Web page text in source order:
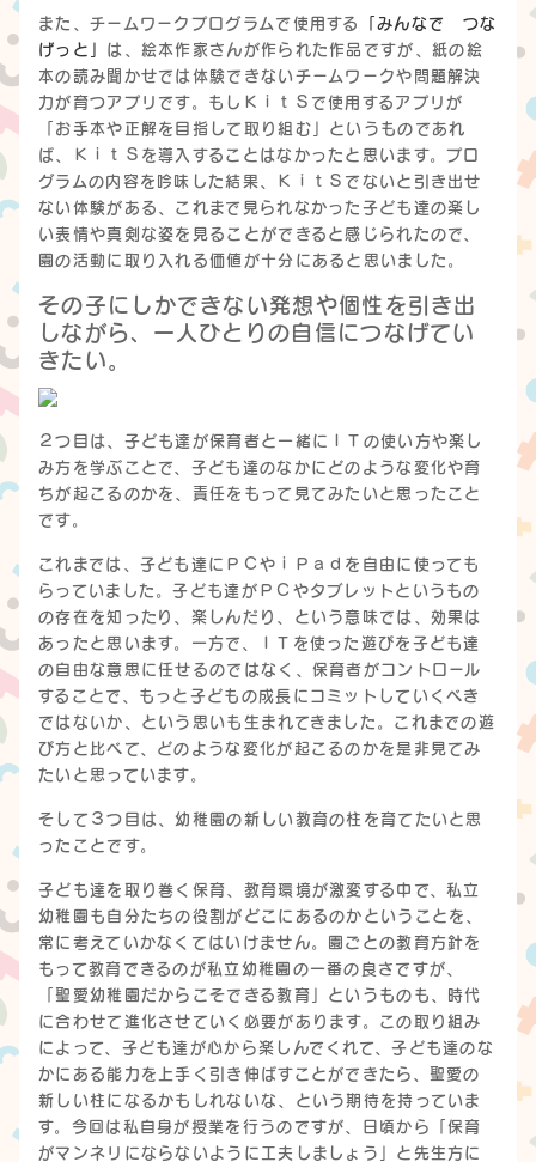
また、チームワークプログラムで使用する
「みんなで つな
げっと」 は、絵本作家さんが作られた作品ですが、紙の絵
本の読み聞かせでは体験できないチームワークや問題解決
力が育つアプリです。もしＫｉｔＳで使用するアプリが
「お手本や正解を目指して取り組む」というものであれ
ば、ＫｉｔＳを導入することはなかったと思います。プロ
グラムの内容を吟味した結果、ＫｉｔＳでないと引き出せ
ない体験がある、これまで見られなかった子ども達の楽し
い表情や真剣な姿を見ることができると感じられたので、
園の活動に取り入れる価値が十分にあると思いました。
その子にしかできない発想や個性を引き出
しながら、一人ひとりの自信につなげてい
きたい。
２つ目は、子ども達が保育者と一緒にＩＴの使い方や楽し
み方を学ぶことで、子ども達のなかにどのような変化や育
ちが起こるのかを、責任をもって見てみたいと思ったこと
です。
これまでは、子ども達にＰＣやｉＰａｄを自由に使っても
らっていました。子ども達がＰＣやタブレットというもの
の存在を知ったり、楽しんだり、という意味では、効果は
あったと思います。一方で、ＩＴを使った遊びを子ども達
の自由な意思に任せるのではなく、保育者がコントロール
することで、もっと子どもの成長にコミットしていくべき
ではないか、という思いも生まれてきました。これまでの遊
び方と比べて、どのような変化が起こるのかを是非見てみ
たいと思っています。
そして３つ目は、幼稚園の新しい教育の柱を育てたいと思
ったことです。
子ども達を取り巻く保育、教育環境が激変する中で、私立
幼稚園も自分たちの役割がどこにあるのかということを、
常に考えていかなくてはいけません。園ごとの教育方針を
もって教育できるのが私立幼稚園の一番の良さですが、
「聖愛幼稚園だからこそできる教育」というものも、時代
に合わせて進化させていく必要があります。この取り組み
によって、子ども達が心から楽しんでくれて、子ども達のな
かにある能力を上手く引き伸ばすことができたら、聖愛の
新しい柱になるかもしれないな、という期待を持っていま
す。今回は私自身が授業を行うのですが、日頃から「保育
がマンネリにならないように工夫しましょう」と先生方に